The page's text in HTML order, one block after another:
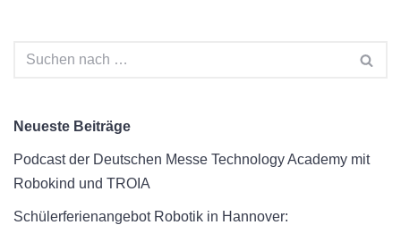
Neueste Beiträge
Podcast der Deutschen Messe Technology Academy mit
Robokind und TROIA
Schülerferienangebot Robotik in Hannover: